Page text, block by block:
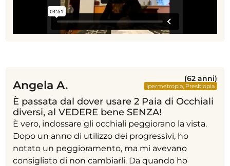
Angela A. (62 anni)
Ipermetropia, Presbiopia
È passata dal dover usare 2 Paia di Occhiali
diversi, al VEDERE bene SENZA!
È vero, indossare gli occhiali peggiorano la vista.
Dopo un anno di utilizzo dei progressivi, ho
notato un peggioramento, ma mi avevano
consigliato di non cambiarli. Da quando ho